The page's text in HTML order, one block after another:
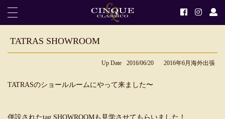
TATRAS SHOWROOM
Up Date 2016/06/20 2016年6月海外出張
TATRASのショールルームにやって来ました〜
併設されたtag SHOWROOMも見学させてもらいました！